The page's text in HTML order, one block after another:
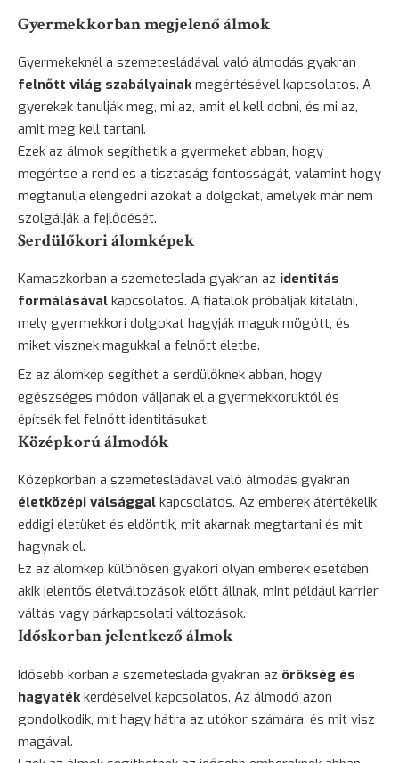
Gyermekkorban megjelenő álmok
Gyermekeknél a szemetesládával való álmodás gyakran
felnőtt világ szabályainakmegértésével kapcsolatos. A
gyerekek tanulják meg, mi az, amit el kell dobni, és mi az,
amit meg kell tartani.
Ezek az álmok segíthetik a gyermeket abban, hogy
megértse a rend és a tisztaság fontosságát, valamint hogy
megtanulja elengedni azokat a dolgokat, amelyek már nem
szolgálják a fejlődését.
Serdülőkori álomképek
Kamaszkorban a szemeteslada gyakran az identitás
formálásával kapcsolatos. A fiatalok próbálják kitalálni,
mely gyermekkori dolgokat hagyják maguk mögött, és
miket visznek magukkal a felnőtt életbe.
Ez az álomkép segíthet a serdülőknek abban, hogy
egészséges módon váljanak el a gyermekkoruktól és
építsék fel felnőtt identitásukat.
Középkorú álmodók
Középkorban a szemetesládával való álmodás gyakran
életközépi válsággal kapcsolatos. Az emberek átértékelik
eddigi életüket és eldöntik, mit akarnak megtartani és mit
hagynak el.
Ez az álomkép különösen gyakori olyan emberek esetében,
akik jelentős életváltozások előtt állnak, mint például karrier
váltás vagy párkapcsolati változások.
Időskorban jelentkező álmok
Idősebb korban a szemeteslada gyakran az örökség és
hagyatékkérdéseivel kapcsolatos. Az álmodó azon
gondolkodik, mit hagy hátra az utókor számára, és mit visz
magával.